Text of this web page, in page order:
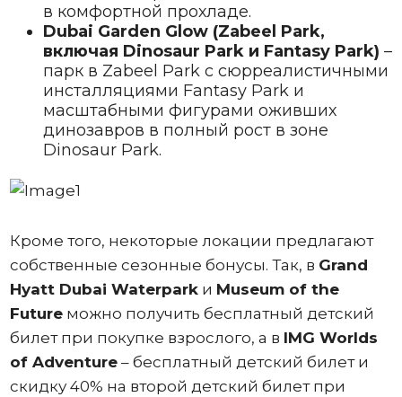
в комфортной прохладе.
Dubai Garden Glow (Zabeel Park,
включая Dinosaur Park и Fantasy Park) –
парк в Zabeel Park с сюрреалистичными
инсталляциями Fantasy Park и
масштабными фигурами оживших
динозавров в полный рост в зоне
Dinosaur Park.
Кроме того, некоторые локации предлагают
собственные сезонные бонусы. Так, в Grand
Hyatt Dubai Waterparkи Museum of the
Futureможно получить бесплатный детский
билет при покупке взрослого, а в IMG Worlds
of Adventure– бесплатный детский билет и
скидку 40% на второй детский билет при